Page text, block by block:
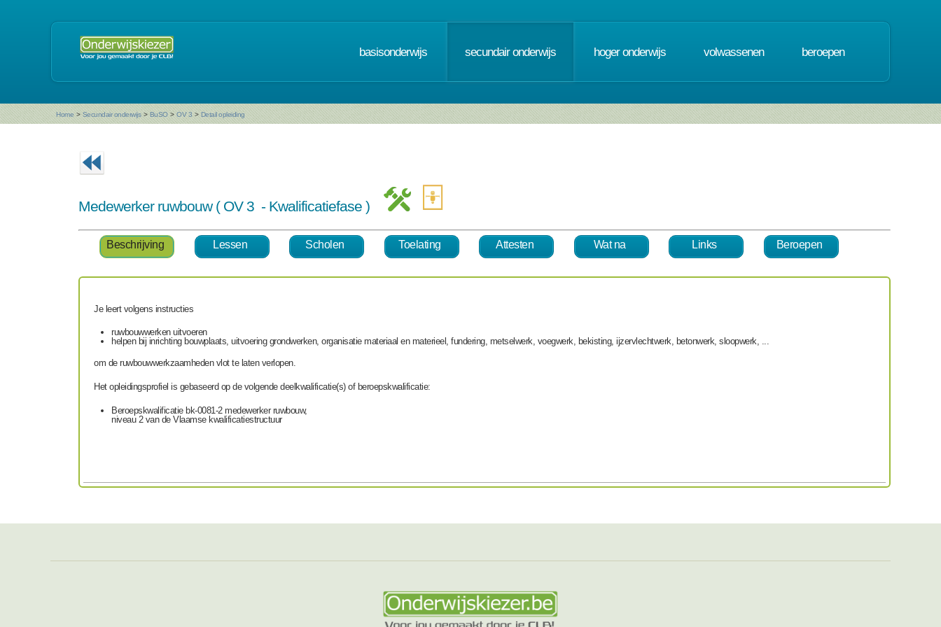
basisonderwijs secundair onderwijs hoger onderwijs volwassenen beroepen
Home > Secundair onderwijs > BuSO > OV 3 > Detail opleiding
Medewerker ruwbouw ( OV 3 - Kwalificatiefase )
Beschrijving Lessen Scholen Toelating Attesten Wat na Links Beroepen
Je leert volgens instructies
ruwbouwwerken uitvoeren
helpen bij inrichting bouwplaats, uitvoering grondwerken, organisatie materiaal en materieel, fundering, metselwerk, voegwerk, bekisting, ijzervlechtwerk, betonwerk, sloopwerk, ...
om de ruwbouwwerkzaamheden vlot te laten verlopen.
Het opleidingsprofiel is gebaseerd op de volgende deelkwalificatie(s) of beroepskwalificatie:
Beroepskwalificatie bk-0081-2 medewerker ruwbouw,
niveau 2 van de Vlaamse kwalificatiestructuur